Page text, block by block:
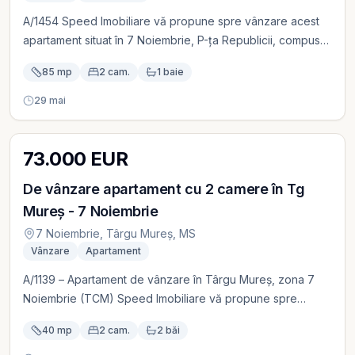
Proprietatea este eliberabilă în termen de 30 de zile de la
semnarea actelor. Preț: 68.500 Euro Pentru informații
suplimentare și programarea unei vizionări, vă invităm să
A/1454 Speed Imobiliare vă propune spre vânzare acest
apartament situat în 7 Noiembrie, P-ța Republicii, compusă
bloc, geamuri termopan, mobilat, utilat, garaj sub bloc,
mobilat, utilat, construcție 2021, imediat ocupabil. Preț
85 mp 2 cam. 1 baie
29 mai
73.000 EUR
De vânzare apartament cu 2 camere în Tg
Mureș - 7 Noiembrie
7 Noiembrie, Târgu Mureș, MS
Vânzare Apartament
A/1139 – Apartament de vânzare în Târgu Mureș, zona 7
Noiembrie (TCM) Speed Imobiliare vă propune spre
– TCM, ideal atât pentru locuit, cât și pentru investiție, cu
40 mp 2 cam. 2 băi